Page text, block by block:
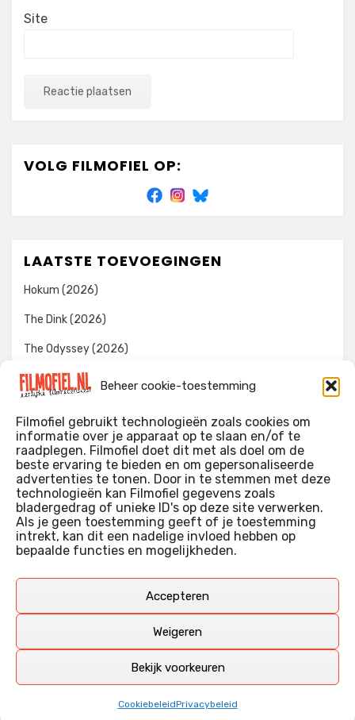
Beheer cookie-toestemming
Filmofiel gebruikt technologieën zoals cookies om
informatie over je apparaat op te slaan en/of te
raadplegen. Filmofiel doet dit met als doel om de
beste ervaring te bieden en om gepersonaliseerde
advertenties te tonen. Door in te stemmen met deze
technologieën kan Filmofiel gegevens zoals
bladergedrag of unieke ID's op deze site verwerken.
Als je geen toestemming geeft of je toestemming
intrekt, kan dit een nadelige invloed hebben op
bepaalde functies en mogelijkheden.
Accepteren
Weigeren
Bekijk voorkeuren
CookiebeleidPrivacybeleid
Site
VOLG FILMOFIEL OP:
LAATSTE TOEVOEGINGEN
Hokum (2026)
The Dink (2026)
The Odyssey (2026)
Evil Dead Burn (2026)
WIE IK BEN…?
Ik ben ooit begonnen met m’n recensies omdat ik zoveel
films keek dat ik af en toe niet meer wist welke ik nu wel of
niet gezien had. Ik ben een filmliefhebber, heb als hobby nog
erg lang in een videotheek gewerkt, en heb als coproducent
Deze recensies zijn dan ook vooral vrij pretentieloze
aangevuld met een groeiende kennis over de kunde én de
kunst van het maken van film.